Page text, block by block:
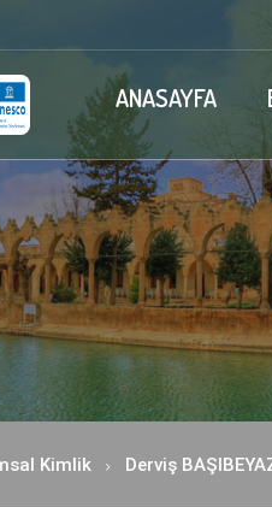
ANASAYFA
Kimlik Derviş